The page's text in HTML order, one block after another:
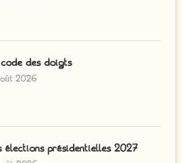
des doigts
2026
élections présidentielles 2027